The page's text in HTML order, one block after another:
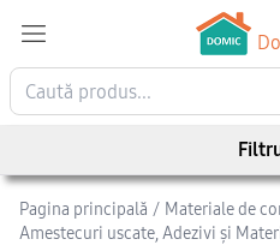
Pagina principală / Materiale de
Amestecuri uscate, Adezivi şi